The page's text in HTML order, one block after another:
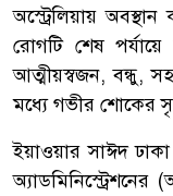
অস্ট্রেলিয়ায়
রোগটি শেষ
আত্মীয়স্বজন, বন্ধু,
মধ্যে গভীর শোকের
ইয়াওয়ার সাঈদ
অ্যাডমিনিস্ট্রেশনের